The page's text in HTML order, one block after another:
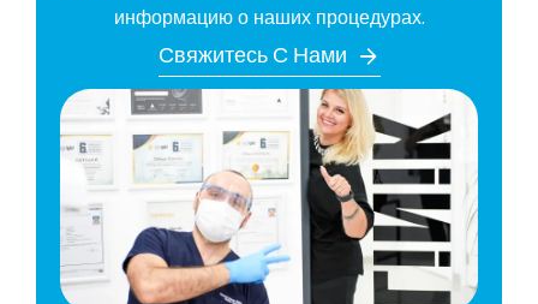
информацию о наших процедурах.
Свяжитесь С Нами